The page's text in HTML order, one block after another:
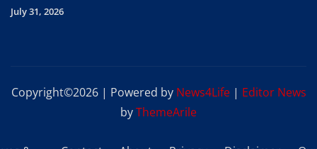
July 31, 2026
Copyright©2026 | Powered by News4Life | Editor News
byThemeArile